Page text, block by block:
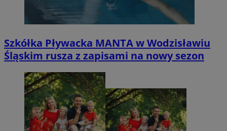
Szkółka Pływacka MANTA w Wodzisławiu
Śląskim rusza z zapisami na nowy sezon